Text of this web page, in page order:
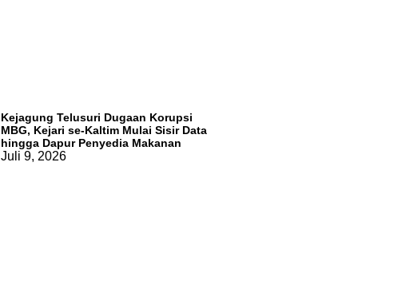
Kejagung Telusuri Dugaan Korupsi
MBG, Kejari se-Kaltim Mulai Sisir Data
hingga Dapur Penyedia Makanan
Juli 9, 2026